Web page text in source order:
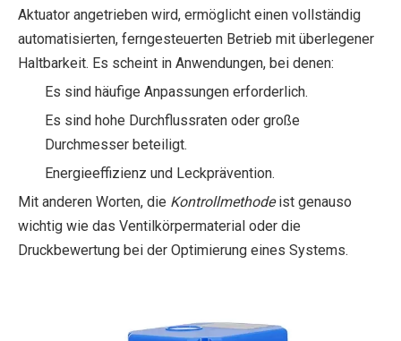
Aktuator angetrieben wird, ermöglicht einen vollständig
automatisierten, ferngesteuerten Betrieb mit überlegener
Haltbarkeit. Es scheint in Anwendungen, bei denen:
Es sind häufige Anpassungen erforderlich.
Es sind hohe Durchflussraten oder große
Durchmesser beteiligt.
Energieeffizienz und Leckprävention.
Mit anderen Worten, die Kontrollmethodeist genauso
wichtig wie das Ventilkörpermaterial oder die
Druckbewertung bei der Optimierung eines Systems.